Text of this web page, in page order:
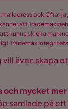
bekräftar
att Trademax
kunna skicka
Trademax
vill även skapa
och mycket
samlade på